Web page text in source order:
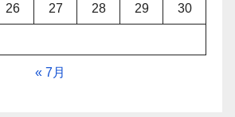
26 27 28 29 30
« 7月